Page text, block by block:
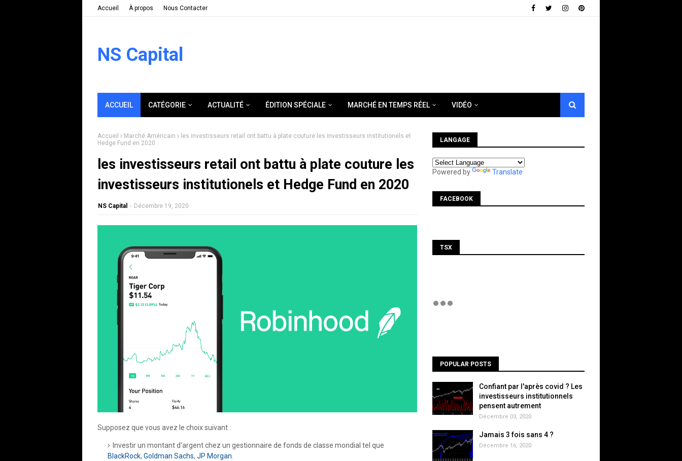
Accueil À propos Nous Contacter
NS Capital
ACCUEIL CATÉGORIE ACTUALITÉ ÉDITION SPÉCIALE MARCHÉ EN TEMPS RÉEL VIDÉO
Accueil Marché Américain
les investisseurs retail ont battu à plate couture les investisseurs institutionels et
Hedge Fund en 2020
les investisseurs retail ont battu à plate couture les
investisseurs institutionels et Hedge Fund en 2020
NS Capital - Décembre 19, 2020
Supposez que vous avez le choix suivant :
Investir un montant d'argent chez un gestionnaire de fonds de classe mondial tel que
BlackRock, Goldman Sachs, JP Morgan.
LANGAGE
Powered by Translate
FACEBOOK
TSX
POPULAR POSTS
Confiant par l'après covid ? Les
investisseurs institutionnels
pensent autrement
Décembre 03, 2020
Jamais 3 fois sans 4 ?
Décembre 16, 2020